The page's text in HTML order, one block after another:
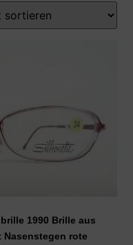
1990 Brille aus
rote